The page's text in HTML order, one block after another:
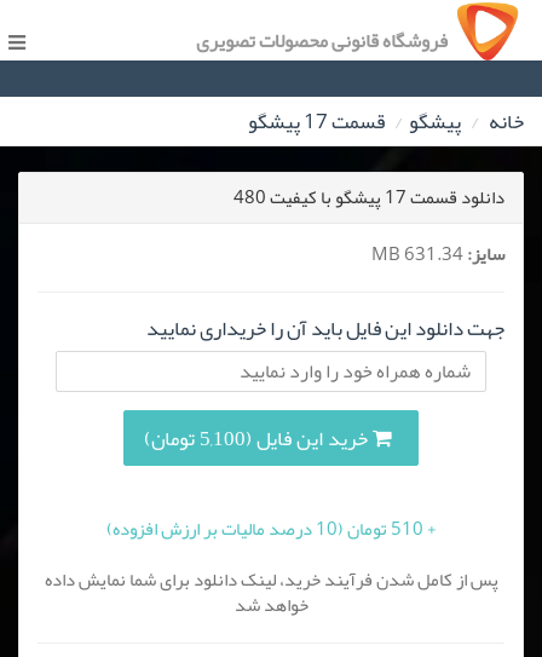
فروشگاه قانونی محصولات تصویری
خانه پیشگو قسمت 17 پیشگو
دانلود قسمت 17 پیشگو با کیفیت 480
سایز:
جهت دانلود این فایل باید آن را خریداری نمایید
خرید این فایل (5,100 تومان)
+ 510 تومان (10 درصد مالیات بر ارزش افزوده)
پس از کامل شدن فرآیند خرید، لینک دانلود برای شما نمایش داده
خواهد شد